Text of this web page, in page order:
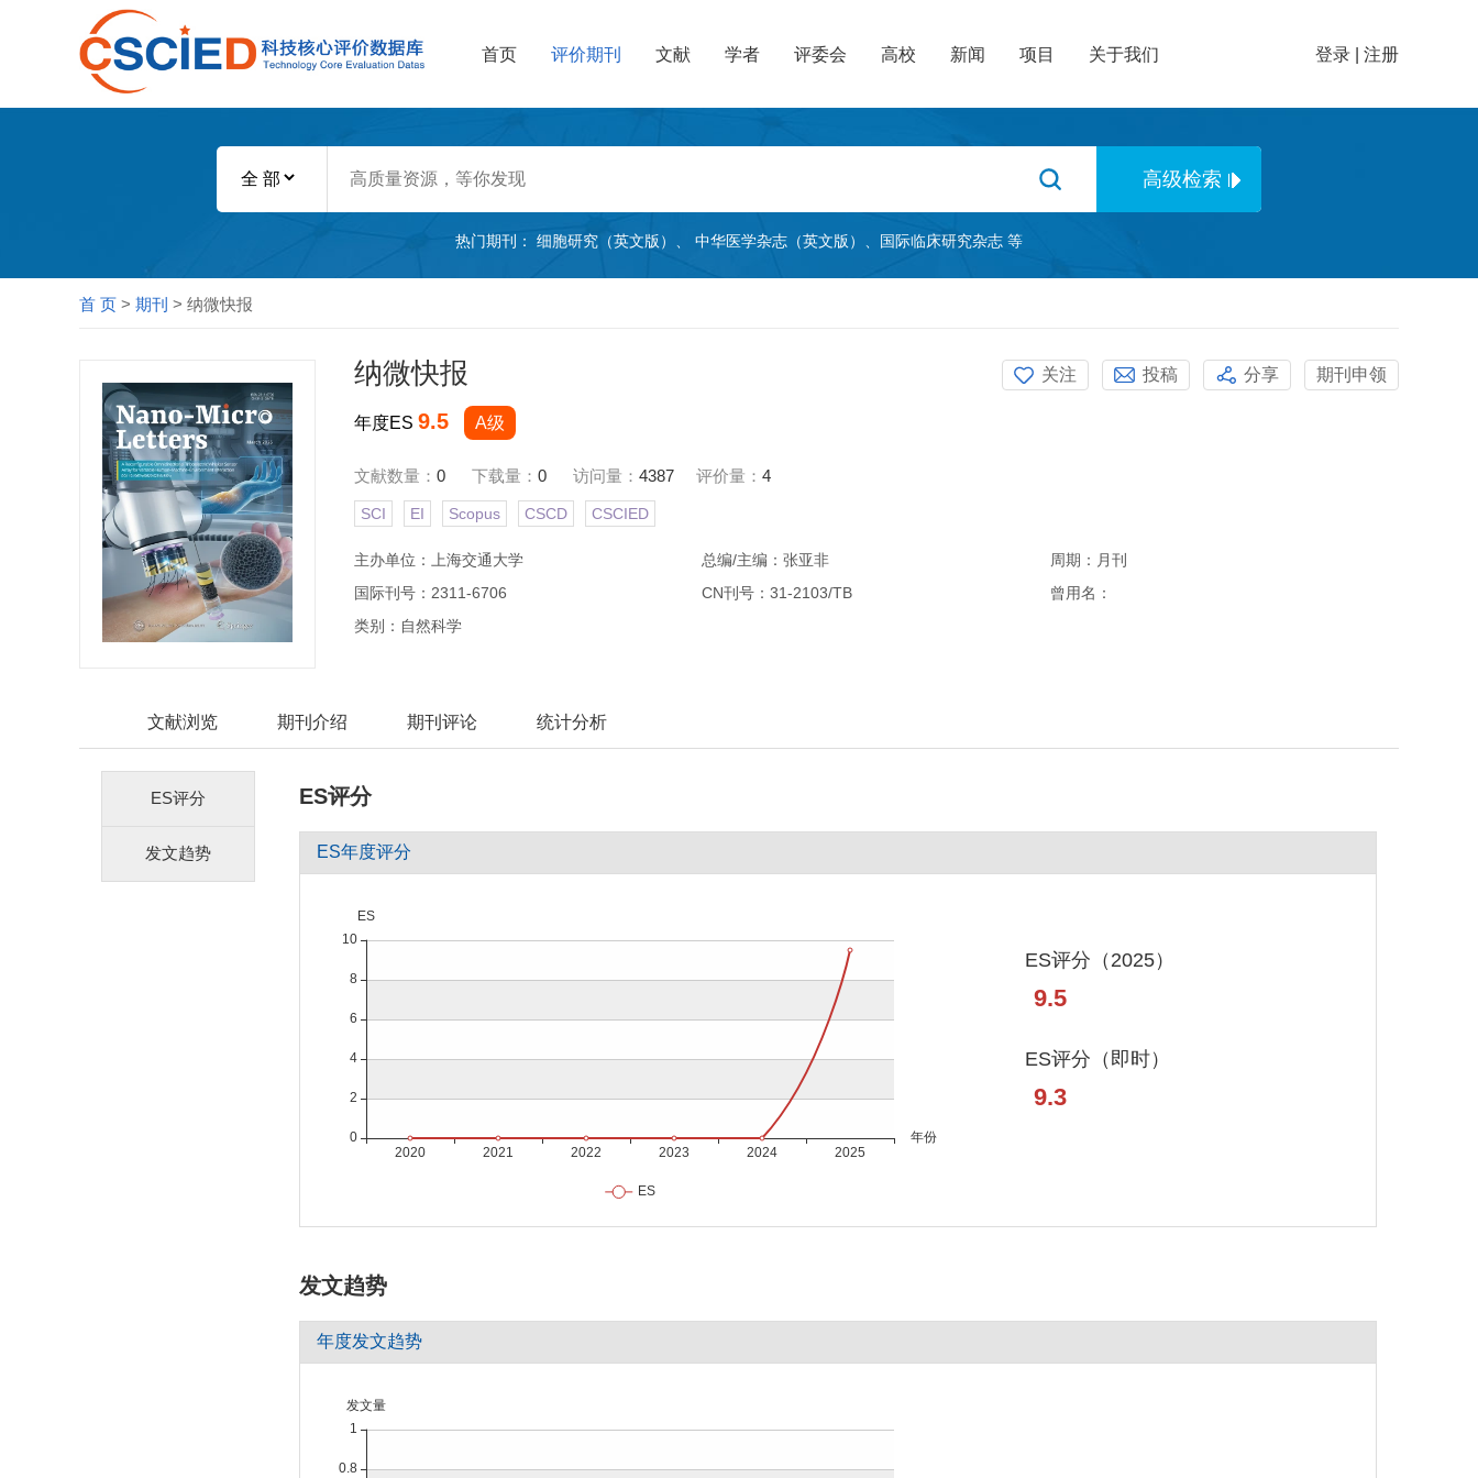
首页 评价期刊 文献 学者 评委会 高校 新闻 项目 关于我们 登录 注册
热门期刊： 细胞研究（英文版） 中华医学杂志（英文版） 国际临床研究杂志 等
首 页 > 期刊 > 纳微快报
关注 投稿 分享 期刊申领
纳微快报
年度ES 9.5 A级
文献数量： 0 下载量： 0 访问量： 4387 评价量： 4
SCI EI Scopus CSCD CSCIED
主办单位：上海交通大学 总编/主编：张亚非
周期：月刊
国际刊号：2311-6706
CN刊号：31-2103/TB
曾用名：
类别：自然科学
文献浏览 期刊介绍 期刊评论 统计分析
ES评分
发文趋势
ES评分
ES年度评分
ES评分（2025）
9.5
ES评分（即时）
9.3
发文趋势
年度发文趋势